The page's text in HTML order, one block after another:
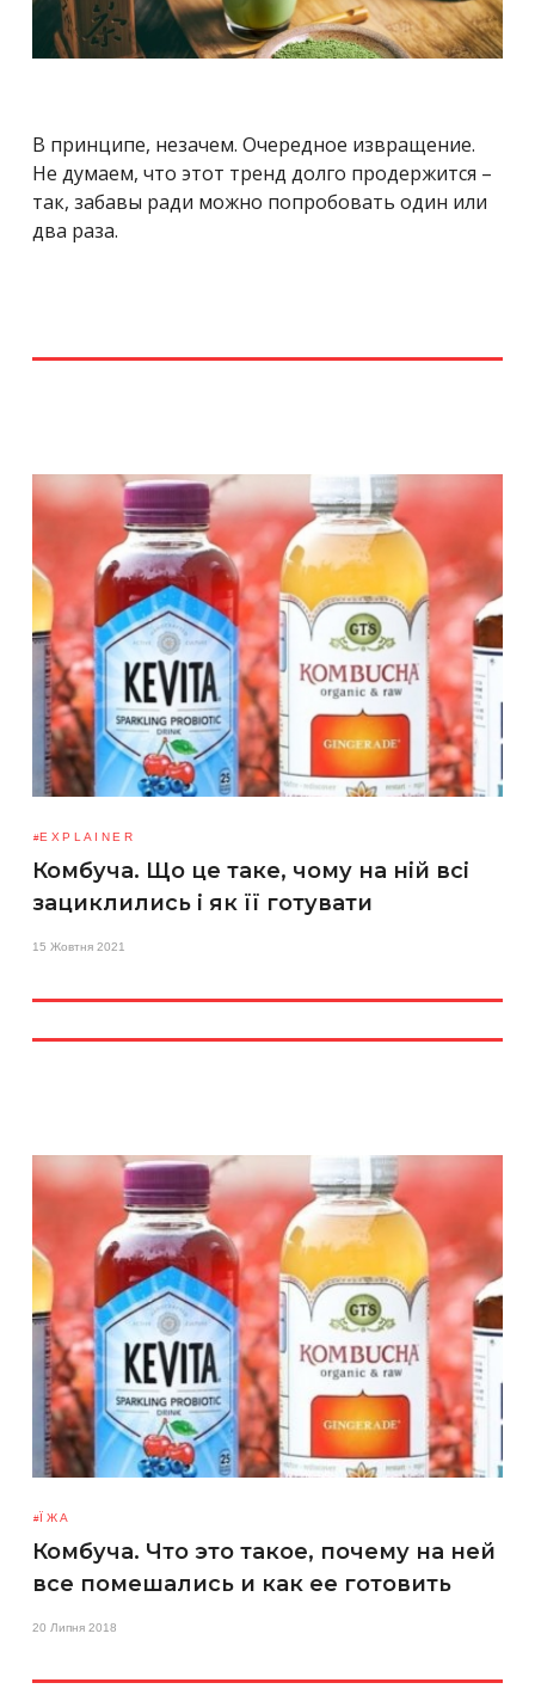
В принципе, незачем. Очередное извращение.
Не думаем, что этот тренд долго продержится –
так, забавы ради можно попробовать один или
два раза.
EXPLAINER
Комбуча. Що це таке, чому на ній всі
зациклились і як її готувати
15 Жовтня 2021
ЇЖА
Комбуча. Что это такое, почему на ней
все помешались и как ее готовить
20 Липня 2018